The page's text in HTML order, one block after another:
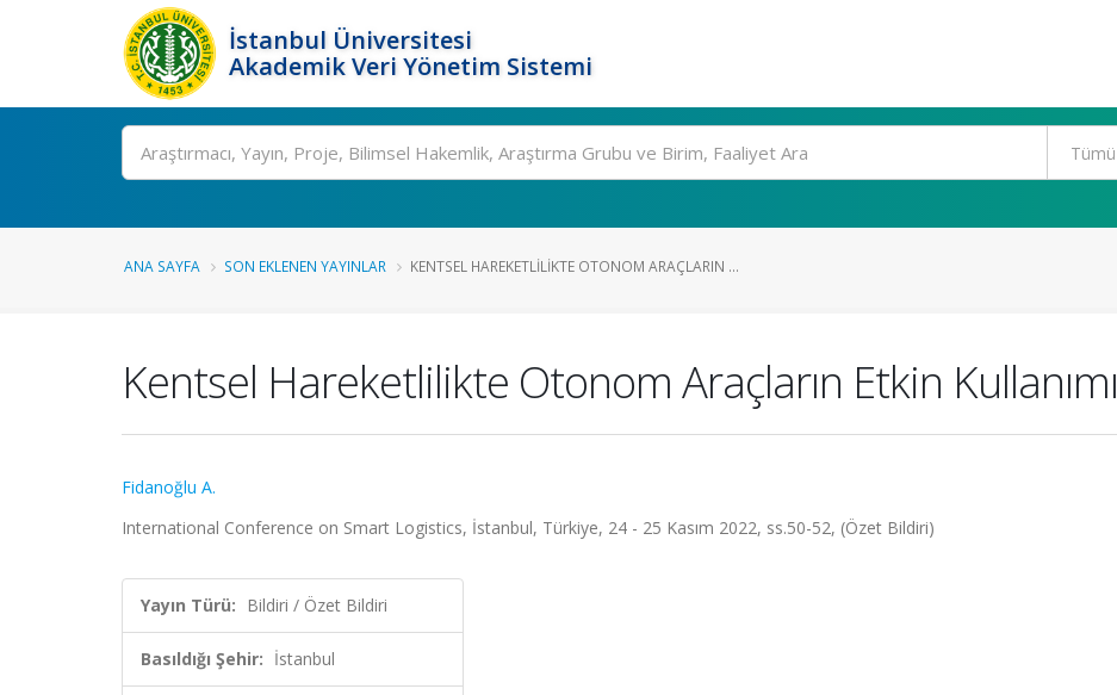
İstanbul Üniversitesi
Akademik Veri Yönetim Sistemi
Ara
ANA SAYFA SON EKLENEN YAYINLAR KENTSEL HAREKETLILIKTE OTONOM ARAÇLARIN ...
Kentsel Hareketlilikte Otonom Araçların Etkin Kullanımı
Fidanoğlu A.
International Conference on Smart Logistics, İstanbul, Türkiye, 24 - 25 Kasım 2022, ss.50-52, (Özet Bildiri)
Yayın Türü: Bildiri / Özet Bildiri
Basıldığı Şehir: İstanbul